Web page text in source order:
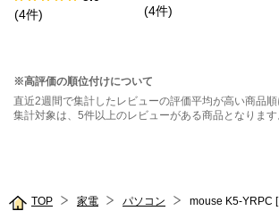
(4件)
(4件)
※高評価の順位付けについて
直近2週間で集計したレビューの評価平均が高い商品順
集計対象は、5件以上のレビューがある商品となります
TOP 家電 パソコン mouse K5-YRPC